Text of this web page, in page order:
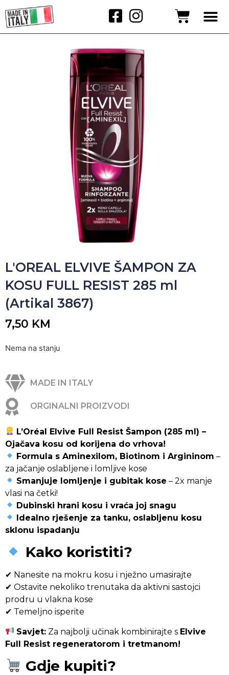
L'OREAL ELVIVE ŠAMPON ZA
KOSU FULL RESIST 285 ml
(Artikal 3867)
7,50 KM
Nema na stanju
MADE IN ITALY
ORGINALNI PROIZVODI
L’Oréal Elvive Full Resist Šampon (285 ml) –
Ojačava kosu od korijena do vrhova!
Formula s Aminexilom, Biotinom i Argininom –
za jačanje oslabljene i lomljive kose
Smanjuje lomljenje i gubitak kose – 2x manje
vlasi na četki!
Dubinski hrani kosu i vraća joj snagu
Idealno rješenje za tanku, oslabljenu kosu
sklonu ispadanju
Kako koristiti?
✔ Nanesite na mokru kosu i nježno umasirajte
✔ Ostavite nekoliko trenutaka da aktivni sastojci
prodru u vlakna kose
✔ Temeljno isperite
Savjet: Za najbolji učinak kombinirajte s Elvive
Full Resist regeneratorom i tretmanom!
Gdje kupiti?